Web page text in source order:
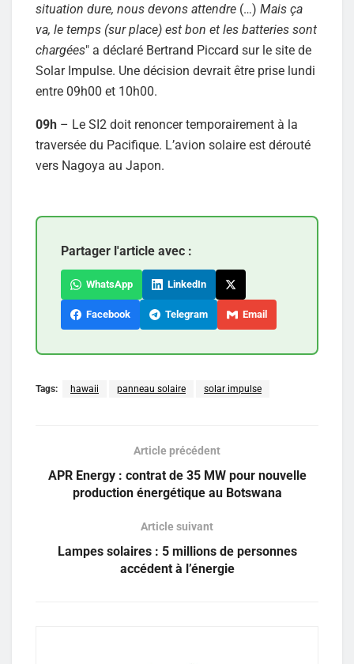
situation dure, nous devons attendre (…) Mais ça
va, le temps (sur place) est bon et les batteries sont
chargées" a déclaré Bertrand Piccard sur le site de
Solar Impulse. Une décision devrait être prise lundi
entre 09h00 et 10h00.
09h – Le SI2 doit renoncer temporairement à la
traversée du Pacifique. L’avion solaire est dérouté
vers Nagoya au Japon.
Partager l'article avec :
WhatsApp LinkedIn
Facebook Telegram Email
Tags: hawaii panneau solaire solar impulse
Article précédent
APR Energy : contrat de 35 MW pour nouvelle
production énergétique au Botswana
Article suivant
Lampes solaires : 5 millions de personnes
accédent à l’énergie